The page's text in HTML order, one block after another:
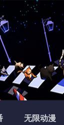
无限动漫